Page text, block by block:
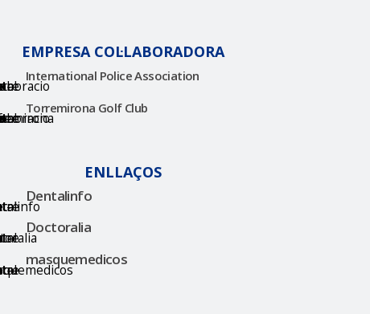
EMPRESA COL·LABORADORA
International Police Association
Torremirona Golf Club
ENLLAÇOS
Dentalinfo
Doctoralia
masquemedicos